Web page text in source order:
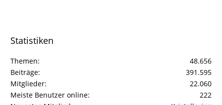
Statistiken
Themen
48.656
Beiträge
391.595
Mitglieder
22.060
Meiste Benutzer online
222